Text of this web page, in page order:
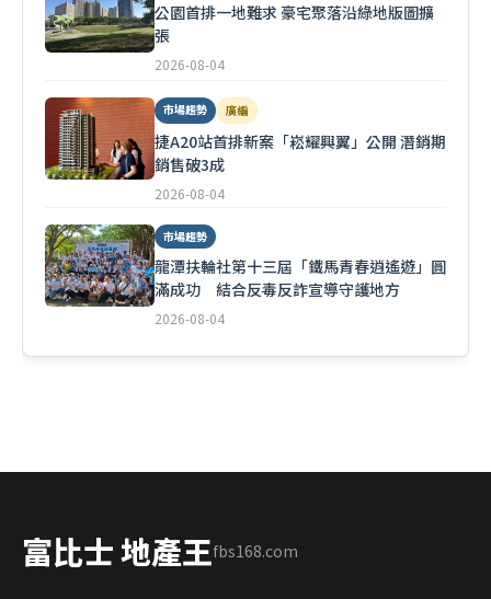
公園首排一地難求 豪宅聚落沿綠地版圖擴
張
2026-08-04
市場趨勢 廣編
捷A20站首排新案「崧耀興翼」公開 潛銷期
銷售破3成
2026-08-04
市場趨勢
龍潭扶輪社第十三屆「鐵馬青春逍遙遊」圓
滿成功 結合反毒反詐宣導守護地方
2026-08-04
富比士 地產王fbs168.com